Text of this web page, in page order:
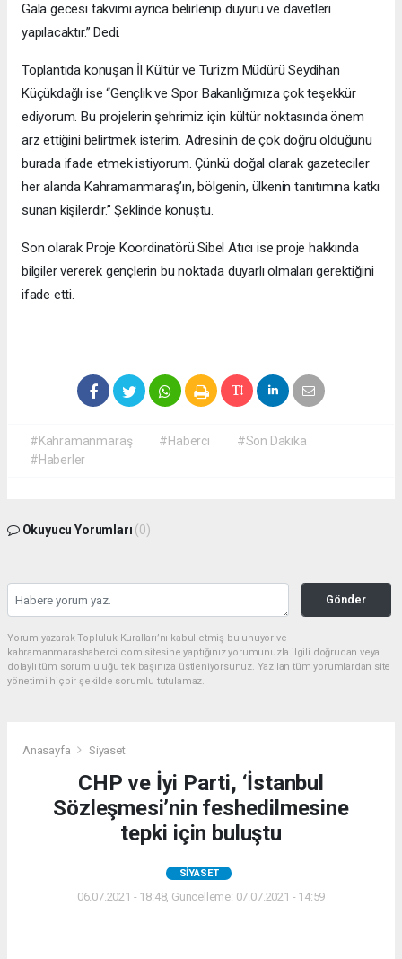
Gala gecesi takvimi ayrıca belirlenip duyuru ve davetleri
yapılacaktır.” Dedi.
Toplantıda konuşan İl Kültür ve Turizm Müdürü Seydihan
Küçükdağlı ise “Gençlik ve Spor Bakanlığımıza çok teşekkür
ediyorum. Bu projelerin şehrimiz için kültür noktasında önem
arz ettiğini belirtmek isterim. Adresinin de çok doğru olduğunu
burada ifade etmek istiyorum. Çünkü doğal olarak gazeteciler
her alanda Kahramanmaraş’ın, bölgenin, ülkenin tanıtımına katkı
sunan kişilerdir.” Şeklinde konuştu.
Son olarak Proje Koordinatörü Sibel Atıcı ise proje hakkında
bilgiler vererek gençlerin bu noktada duyarlı olmaları gerektiğini
ifade etti.
#Kahramanmaraş #Haberci
#Son Dakika
#Haberler
Okuyucu Yorumları (0)
Gönder
Yorum yazarak Topluluk Kuralları’nı kabul etmiş bulunuyor ve
kahramanmarashaberci.com sitesine yaptığınız yorumunuzla ilgili doğrudan veya
dolaylı tüm sorumluluğu tek başınıza üstleniyorsunuz. Yazılan tüm yorumlardan site
yönetimi hiçbir şekilde sorumlu tutulamaz.
Anasayfa Siyaset
CHP ve İyi Parti, ‘İstanbul
Sözleşmesi’nin feshedilmesine
tepki için buluştu
SIYASET
06.07.2021 - 18:48, Güncelleme: 07.07.2021 - 14:59